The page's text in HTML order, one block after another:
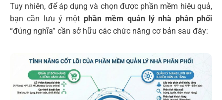
Tuy nhiên, để áp dụng và chọn được phần mềm hiệu quả,
bạn cần lưu ý một phần mềm quản lý nhà phân phối
“đúng nghĩa” cần sở hữu các chức năng cơ bản sau đây: